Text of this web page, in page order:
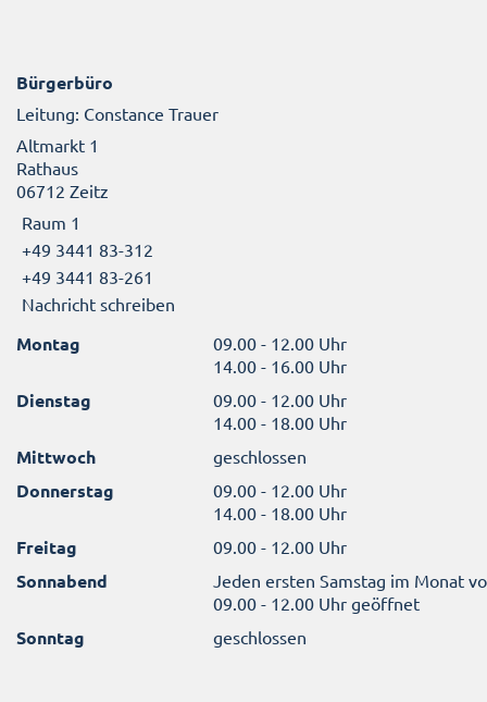
Bürgerbüro
Leitung: Constance Trauer
Altmarkt 1
Rathaus
06712 Zeitz
Raum 1
+49 3441 83-312
+49 3441 83-261
Nachricht schreiben
Montag
09.00 - 12.00 Uhr
14.00 - 16.00 Uhr
Dienstag
09.00 - 12.00 Uhr
14.00 - 18.00 Uhr
Mittwoch geschlossen
Donnerstag
09.00 - 12.00 Uhr
14.00 - 18.00 Uhr
Freitag 09.00 - 12.00 Uhr
Sonnabend
Jeden ersten Samstag im Monat
09.00 - 12.00 Uhr geöffnet
Sonntag geschlossen